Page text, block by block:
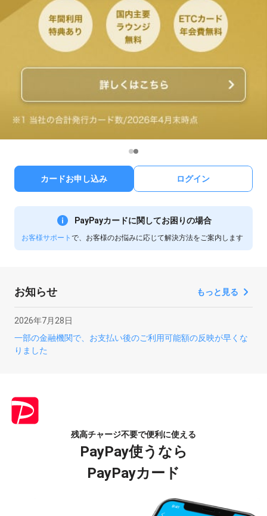
カードお申し込み ログイン
PayPayカードに関してお困りの場合
お客様サポート で、お客様のお悩みに応じて解決方法をご案内します
お知らせ もっと見る
2026年7月28日
一部の金融機関で、お支払い後のご利用可能額の反映が早くな
りました
残高チャージ不要で便利に使える
PayPay使うなら
PayPayカード